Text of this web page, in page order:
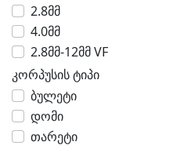
2.8მმ
4.0მმ
2.8მმ-12მმ VF
კორპუსის ტიპი
ბულეტი
დომი
თარეტი